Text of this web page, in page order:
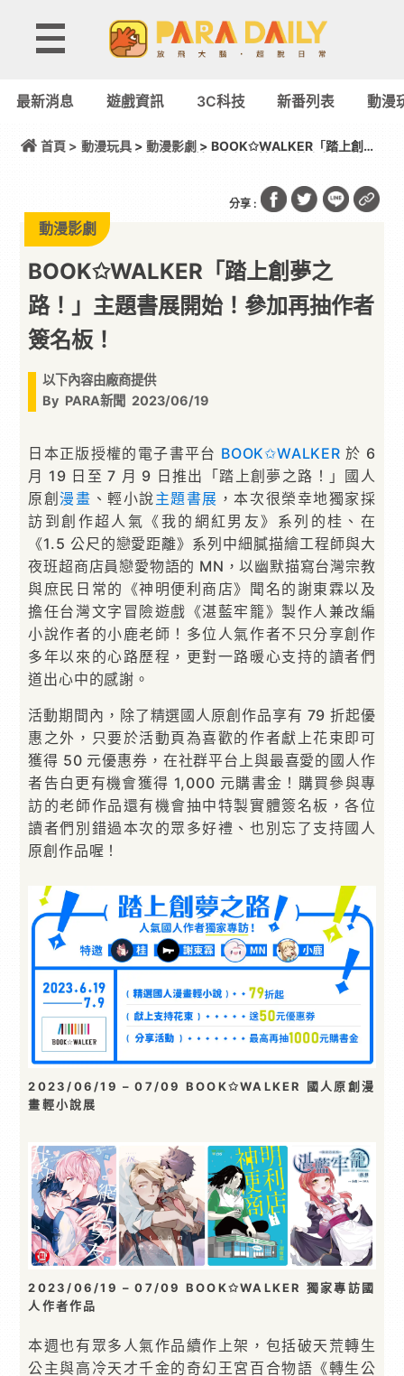
最新消息 遊戲資訊 3C科技 新番列表 動漫
首頁 > 動漫玩具> 動漫影劇 > BOOK✩WALKER「踏上創夢
分享 :
動漫影劇
BOOK✩WALKER「踏上創夢之
路！」主題書展開始！參加再抽作者
簽名板！
以下內容由廠商提供
By PARA新聞 2023/06/19
日本正版授權的電子書平台 BOOK✩WALKER 於 6
月 19 日至 7 月 9 日推出「踏上創夢之路！」國人
原創漫畫 、輕小說主題書展 ，本次很榮幸地獨家採
訪到創作超人氣《我的網紅男友》系列的桂、在
《1.5 公尺的戀愛距離》系列中細膩描繪工程師與大
夜班超商店員戀愛物語的 MN，以幽默描寫台灣宗教
與庶民日常的《神明便利商店》聞名的謝東霖以及
擔任台灣文字冒險遊戲《湛藍牢籠》製作人兼改編
小說作者的小鹿老師！多位人氣作者不只分享創作
多年以來的心路歷程，更對一路暖心支持的讀者們
道出心中的感謝。
活動期間內，除了精選國人原創作品享有 79 折起優
惠之外，只要於活動頁為喜歡的作者獻上花束即可
獲得 50 元優惠券，在社群平台上與最喜愛的國人作
者告白更有機會獲得 1,000 元購書金！購買參與專
訪的老師作品還有機會抽中特製實體簽名板，各位
讀者們別錯過本次的眾多好禮、也別忘了支持國人
原創作品喔！
2023/06/19 – 07/09 BOOK✩WALKER 國人原創漫
畫輕小說展
2023/06/19 – 07/09 BOOK✩WALKER 獨家專訪國
人作者作品
本週也有眾多人氣作品續作上架，包括破天荒轉生
公主與高冷天才千金的奇幻王宮百合物語《轉生公